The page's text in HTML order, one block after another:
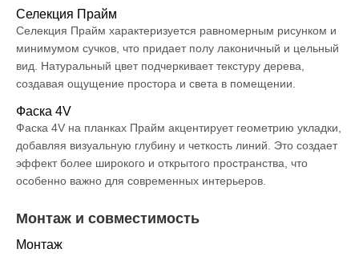
Селекция Прайм
Селекция Прайм характеризуется равномерным рисунком и
минимумом сучков, что придает полу лаконичный и цельный
вид. Натуральный цвет подчеркивает текстуру дерева,
создавая ощущение простора и света в помещении.
Фаска 4V
Фаска 4V на планках Прайм акцентирует геометрию укладки,
добавляя визуальную глубину и четкость линий. Это создает
эффект более широкого и открытого пространства, что
особенно важно для современных интерьеров.
Монтаж и совместимость
Монтаж